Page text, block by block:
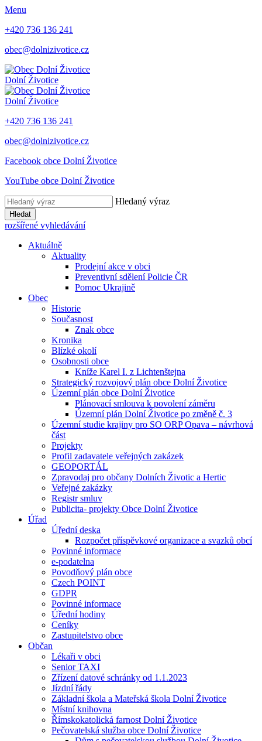
Menu
+420 736 136 241
obec@dolnizivotice.cz
Dolní Životice
Dolní Životice
+420 736 136 241
obec@dolnizivotice.cz
Facebook obce Dolní Životice
YouTube obce Dolní Životice
Hledaný výraz
Hledat
rozšířené vyhledávání
Aktuálně
Aktuality
Prodejní akce v obci
Preventivní sdělení Policie ČR
Pomoc Ukrajině
Obec
Historie
Současnost
Znak obce
Kronika
Blízké okolí
Osobnosti obce
Kníže Karel I. z Lichtenštejna
Strategický rozvojový plán obce Dolní Životice
Územní plán obce Dolní Životice
Plánovací smlouva k povolení záměru
Územní plán Dolní Životice po změně č. 3
Územní studie krajiny pro SO ORP Opava – návrhová
část
Projekty
Profil zadavatele veřejných zakázek
GEOPORTÁL
Zpravodaj pro občany Dolních Životic a Hertic
Veřejné zakázky
Registr smluv
Publicita- projekty Obce Dolní Životice
Úřad
Úřední deska
Rozpočet příspěvkové organizace a svazků obcí
Povinné informace
e-podatelna
Povodňový plán obce
Czech POINT
GDPR
Povinné informace
Úřední hodiny
Ceníky
Zastupitelstvo obce
Občan
Lékaři v obci
Senior TAXI
Zřízení datové schránky od 1.1.2023
Jízdní řády
Základní škola a Mateřská škola Dolní Životice
Místní knihovna
Římskokatolická farnost Dolní Životice
Pečovatelská služba obce Dolní Životice